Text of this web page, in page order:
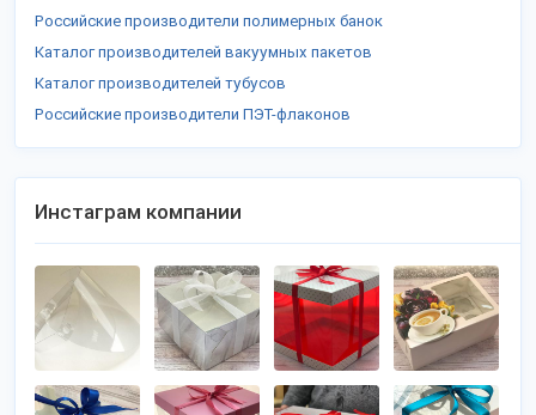
Российские производители полимерных банок
Каталог производителей вакуумных пакетов
Каталог производителей тубусов
Российские производители ПЭТ-флаконов
Инстаграм компании